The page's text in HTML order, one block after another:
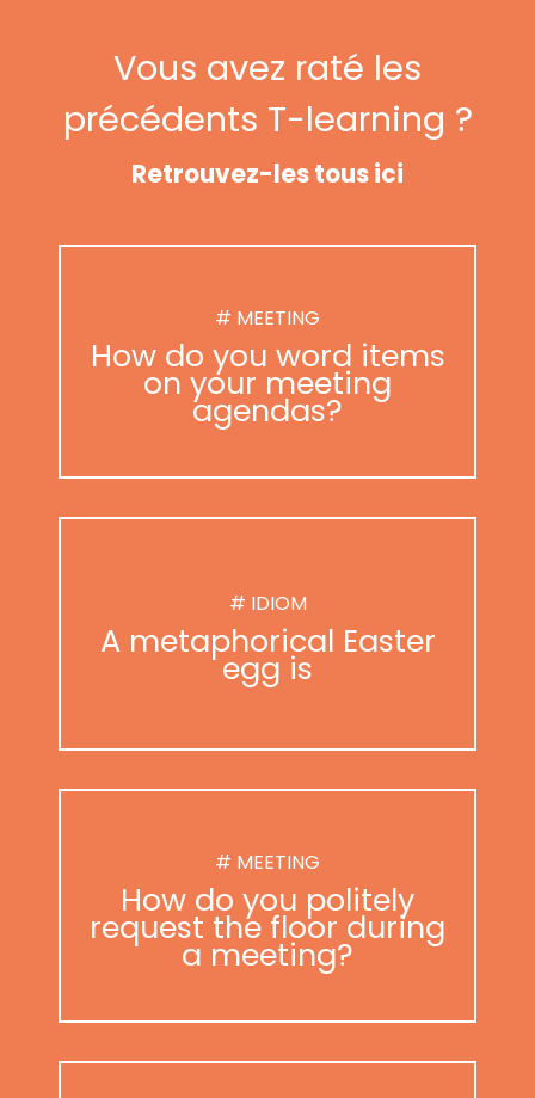
Vous avez raté les
précédents T-learning ?
Retrouvez-les tous ici
# MEETING
How do you word items
on your meeting
agendas?
# IDIOM
A metaphorical Easter
egg is
# MEETING
How do you politely
request the floor during
a meeting?